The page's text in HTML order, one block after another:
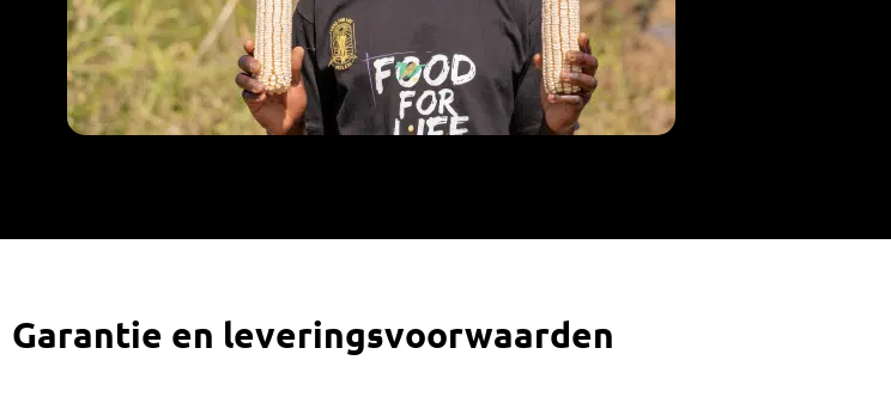
Garantie en leveringsvoorwaarden